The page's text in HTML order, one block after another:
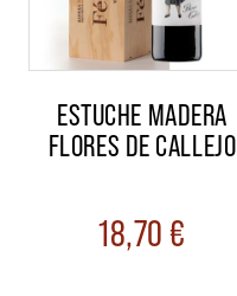
ESTUCHE MADERA
FLORES DE CALLEJO
18,70€